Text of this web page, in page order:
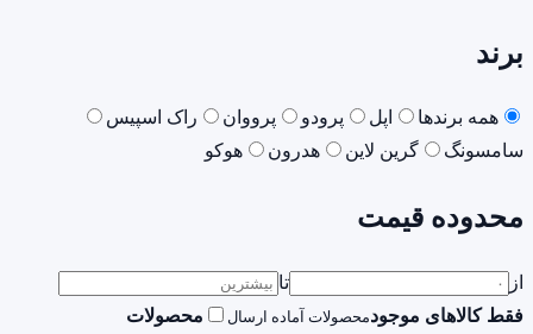
برند
همه برندها اپل پرودو پرووان
راک اسپیس
سامسونگ
گرین لاین هدرون هوکو
محدوده قیمت
از
تا
فقط کالاهای موجودمحصولات آماده ارسال
محصولات